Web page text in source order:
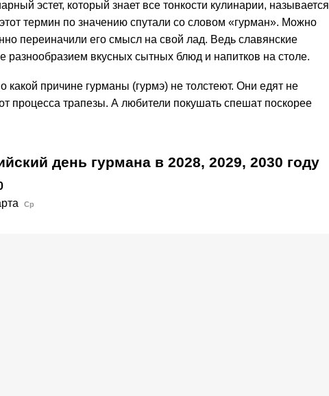
эстет, который знает все тонкости кулинарии, называется
термин по значению спутали со словом «гурман». Можно
переиначили его смысл на свой лад. Ведь славянские
вкусных сытных блюд и напитков на столе.
какой причине гурманы (гурмэ) не толстеют. Они едят не
процесса трапезы. А любители покушать спешат поскорее
день гурмана в 2028, 2029, 2030 году
Ср